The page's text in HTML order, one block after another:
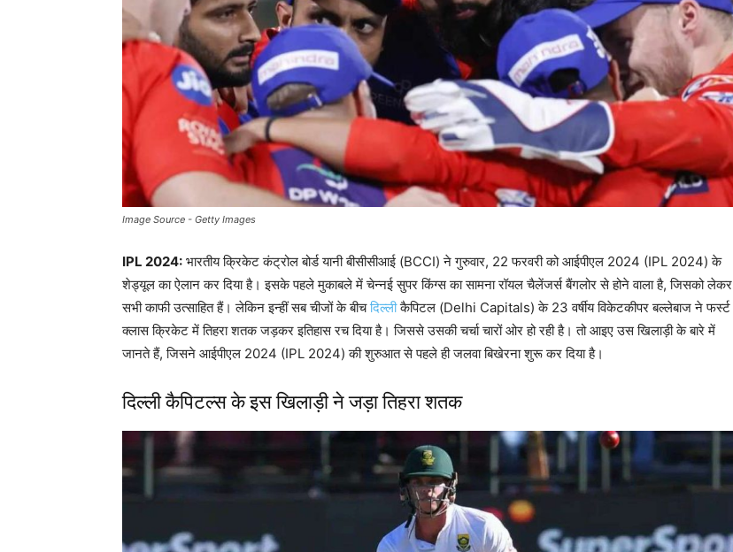
Image Source - Getty Images
IPL 2024: भारतीय क्रिकेट कंट्रोल बोर्ड यानी बीसीसीआई (BCCI) ने गुरुवार, 22 फरवरी को आईपीएल 2024 (IPL 2024) के
शेड्यूल का ऐलान कर दिया है। इसके पहले मुकाबले में चेन्नई सुपर किंग्स का सामना रॉयल चैलेंजर्स बैंगलोर से होने वाला है, जिसको लेकर
सभी काफी उत्साहित हैं। लेकिन इन्हीं सब चीजों के बीचदिल्लीकैपिटल (Delhi Capitals) के 23 वर्षीय विकेटकीपर बल्लेबाज ने फर्स्ट
क्लास क्रिकेट में तिहरा शतक जड़कर इतिहास रच दिया है। जिससे उसकी चर्चा चारों ओर हो रही है। तो आइए उस खिलाड़ी के बारे में
जानते हैं, जिसने आईपीएल 2024 (IPL 2024) की शुरुआत से पहले ही जलवा बिखेरना शुरू कर दिया है।
दिल्ली कैपिटल्स के इस खिलाड़ी ने जड़ा तिहरा शतक